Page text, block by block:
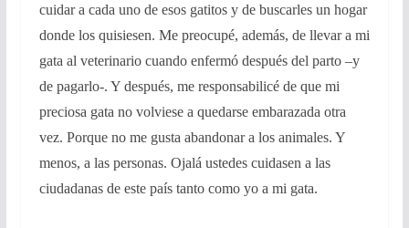
cuidar a cada uno de esos gatitos y de buscarles un hogar
donde los quisiesen. Me preocupé, además, de llevar a mi
gata al veterinario cuando enfermó después del parto –y
de pagarlo-. Y después, me responsabilicé de que mi
preciosa gata no volviese a quedarse embarazada otra
vez. Porque no me gusta abandonar a los animales. Y
menos, a las personas. Ojalá ustedes cuidasen a las
ciudadanas de este país tanto como yo a mi gata.